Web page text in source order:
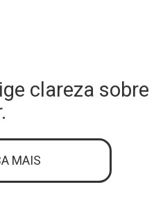
clareza sobre
MAIS